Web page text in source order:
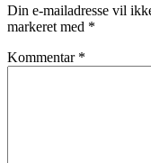
Din e-mailadresse vil
markeret med *
Kommentar *